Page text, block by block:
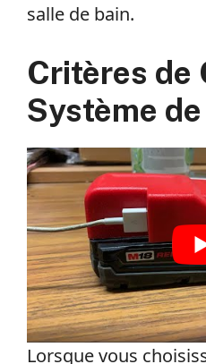
salle de bain.
Critères de
Système
Lorsque vous